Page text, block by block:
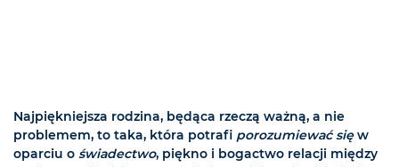
Najpiękniejsza rodzina, będąca rzeczą ważną, a nie
problemem, to taka, która potrafi porozumiewać sięw
oparciu o świadectwo, piękno i bogactwo relacji między